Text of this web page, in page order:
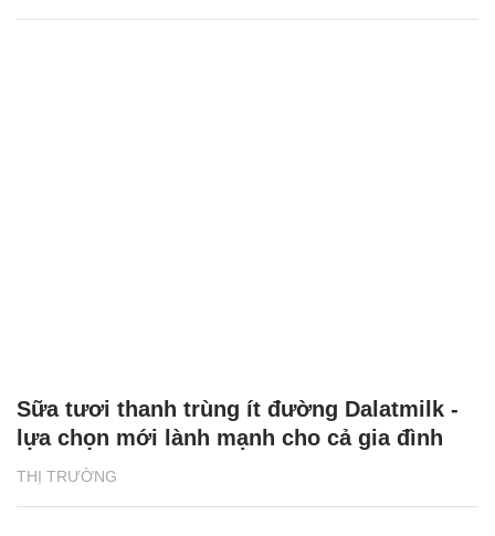
THỊ TRƯỜNG
Sữa tươi thanh trùng ít đường Dalatmilk -
lựa chọn mới lành mạnh cho cả gia đình